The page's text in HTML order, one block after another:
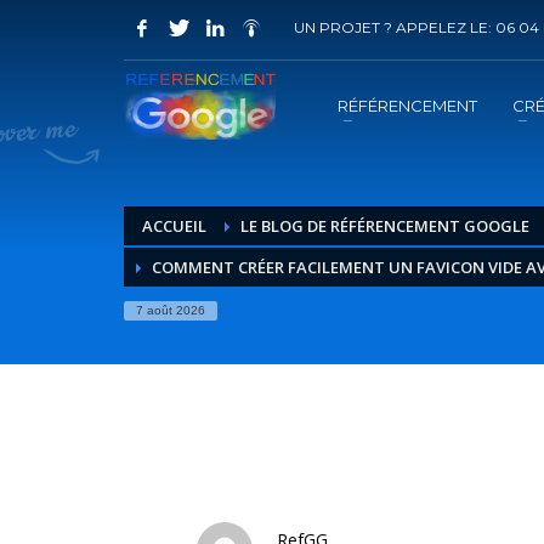
COMMENT ACHETER UN PRESTATION
1 Choisir la prestation
Vous recevrez sous 5 jours ouvrés un mail de
UN PROJET ? APPELEZ LE: 06 04
RÉFÉRENCEMENT
ACCUEIL LE BLOG DE RÉFÉRENCEMENT GOOGLE
COMMENT CRÉER FACILEMENT UN FAVICON VIDE
7 août 2026